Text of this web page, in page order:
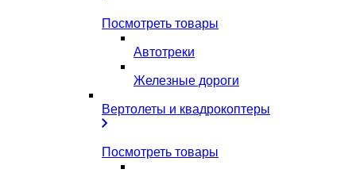
Посмотреть товары
Автотреки
Железные дороги
Вертолеты и квадрокоптеры
Посмотреть товары